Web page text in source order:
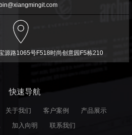
源路1065号F518时尚创意园F5栋210
快速导航
关于我们 客户案例
产品展示
加入向明 联系我们